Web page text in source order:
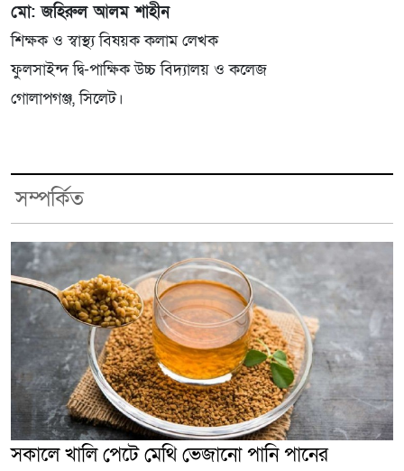
মো: জহিরুল আলম শাহীন
শিক্ষক ও স্বাস্থ্য বিষয়ক কলাম লেখক
ফুলসাইন্দ দ্বি-পাক্ষিক উচ্চ বিদ্যালয় ও কলেজ
গোলাপগঞ্জ, সিলেট।
সম্পর্কিত
সকালে খালি পেটে মেথি ভেজানো পানি পানের